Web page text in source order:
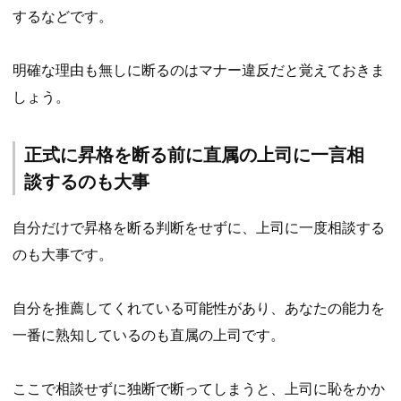
するなどです。
明確な理由も無しに断るのはマナー違反だと覚えておきま
しょう。
正式に昇格を断る前に直属の上司に一言相
談するのも大事
自分だけで昇格を断る判断をせずに、上司に一度相談する
のも大事です。
自分を推薦してくれている可能性があり、あなたの能力を
一番に熟知しているのも直属の上司です。
ここで相談せずに独断で断ってしまうと、上司に恥をかか